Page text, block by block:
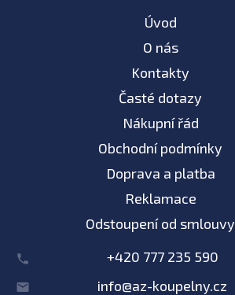
Úvod
O nás
Kontakty
Časté dotazy
Nákupní řád
Obchodní podmínky
Doprava a platba
Reklamace
Odstoupení od smlouvy
+420 777 235 590
info@az-koupelny.cz